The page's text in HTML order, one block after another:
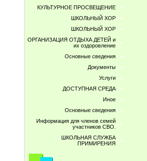
КУЛЬТУРНОЕ ПРОСВЕЩЕНИЕ
ШКОЛЬНЫЙ ХОР
ШКОЛЬНЫЙ ХОР
ОРГАНИЗАЦИЯ ОТДЫХА ДЕТЕЙ и
их оздоровление
Основные сведения
Документы
Услуги
ДОСТУПНАЯ СРЕДА
Иное
Основные сведения
Информация для членов семей
участников СВО.
ШКОЛЬНАЯ СЛУЖБА
ПРИМИРЕНИЯ